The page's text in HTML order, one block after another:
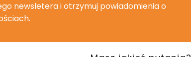
newsletera i otrzymuj powiadomienia o